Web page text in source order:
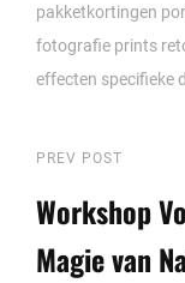
pakketkortingen
fotografie prints
effecten specifieke
Previous
Post
PREV POST
Workshop
Magie van